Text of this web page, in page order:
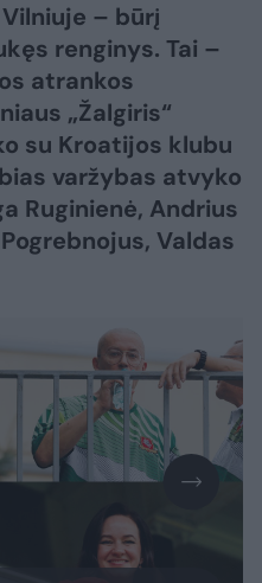
– būrį
renginys. Tai –
atrankos
„Žalgiris“
su Kroatijos klubu
varžybas atvyko
Ruginienė, Andrius
Valdas